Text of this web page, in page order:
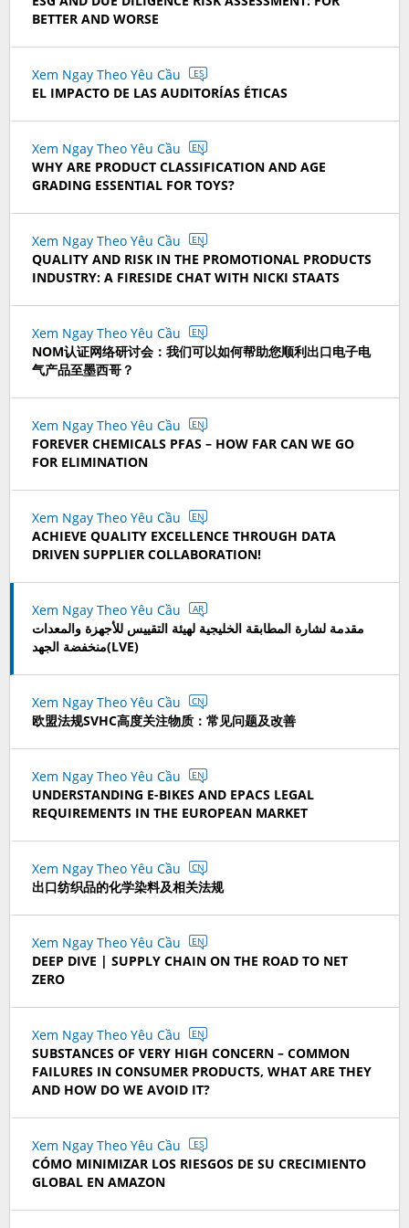
BETTER AND WORSE
Xem Ngay Theo Yêu Cầu ES
EL IMPACTO DE LAS AUDITORÍAS ÉTICAS
Xem Ngay Theo Yêu Cầu EN
WHY ARE PRODUCT CLASSIFICATION AND AGE
GRADING ESSENTIAL FOR TOYS?
Xem Ngay Theo Yêu Cầu EN
QUALITY AND RISK IN THE PROMOTIONAL PRODUCTS
INDUSTRY: A FIRESIDE CHAT WITH NICKI STAATS
Xem Ngay Theo Yêu Cầu EN
NOM认证网络研讨会：我们可以如何帮助您顺利出口电子电
气产品至墨西哥？
Xem Ngay Theo Yêu Cầu EN
FOREVER CHEMICALS PFAS – HOW FAR CAN WE GO
FOR ELIMINATION
Xem Ngay Theo Yêu Cầu EN
ACHIEVE QUALITY EXCELLENCE THROUGH DATA
DRIVEN SUPPLIER COLLABORATION!
Xem Ngay Theo Yêu Cầu AR
مقدمة لشارة المطابقة الخليجية لهيئة التقييس للأجهزة والمعدات
منخفضة الجهد(LVE)
Xem Ngay Theo Yêu Cầu CN
欧盟法规SVHC高度关注物质：常见问题及改善
Xem Ngay Theo Yêu Cầu EN
UNDERSTANDING E-BIKES AND EPACS LEGAL
REQUIREMENTS IN THE EUROPEAN MARKET
Xem Ngay Theo Yêu Cầu CN
出口纺织品的化学染料及相关法规
Xem Ngay Theo Yêu Cầu EN
DEEP DIVE | SUPPLY CHAIN ON THE ROAD TO NET
ZERO
Xem Ngay Theo Yêu Cầu EN
SUBSTANCES OF VERY HIGH CONCERN – COMMON
FAILURES IN CONSUMER PRODUCTS, WHAT ARE THEY
AND HOW DO WE AVOID IT?
Xem Ngay Theo Yêu Cầu ES
CÓMO MINIMIZAR LOS RIESGOS DE SU CRECIMIENTO
GLOBAL EN AMAZON